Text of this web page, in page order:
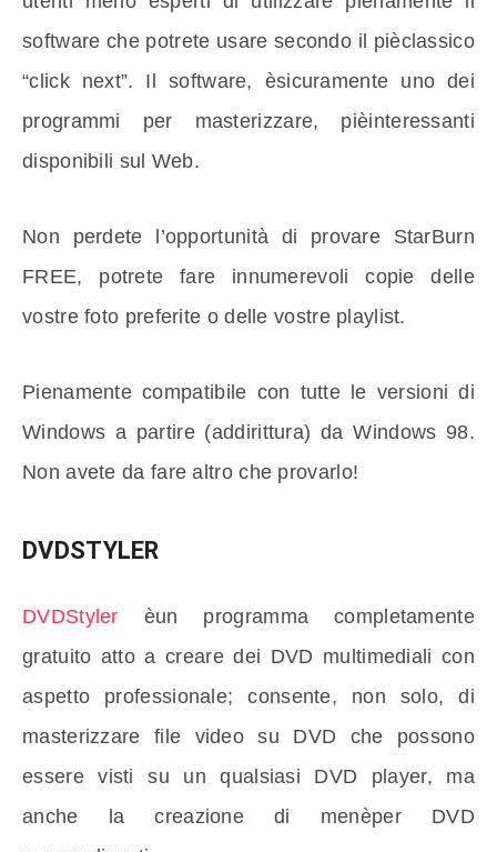
software che potrete usare secondo il pièclassico
“click next”. Il software, èsicuramente uno dei
programmi per masterizzare, pièinteressanti
disponibili sul Web.
Non perdete l’opportunità di provare StarBurn
FREE, potrete fare innumerevoli copie delle
vostre foto preferite o delle vostre playlist.
Pienamente compatibile con tutte le versioni di
Windows a partire (addirittura) da Windows 98.
Non avete da fare altro che provarlo!
DVDSTYLER
DVDStyler èun programma completamente
gratuito atto a creare dei DVD multimediali con
aspetto professionale; consente, non solo, di
masterizzare file video su DVD che possono
essere visti su un qualsiasi DVD player, ma
anche la creazione di menèper DVD